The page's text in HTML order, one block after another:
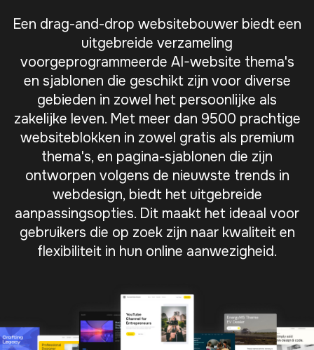
Een drag-and-drop websitebouwer biedt een
uitgebreide verzameling
voorgeprogrammeerde AI-website thema's
en sjablonen die geschikt zijn voor diverse
gebieden in zowel het persoonlijke als
zakelijke leven. Met meer dan 9500 prachtige
websiteblokken in zowel gratis als premium
thema's, en pagina-sjablonen die zijn
ontworpen volgens de nieuwste trends in
webdesign, biedt het uitgebreide
aanpassingsopties. Dit maakt het ideaal voor
gebruikers die op zoek zijn naar kwaliteit en
flexibiliteit in hun online aanwezigheid.